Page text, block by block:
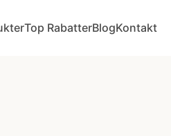
Top RabatterBlogKontakt